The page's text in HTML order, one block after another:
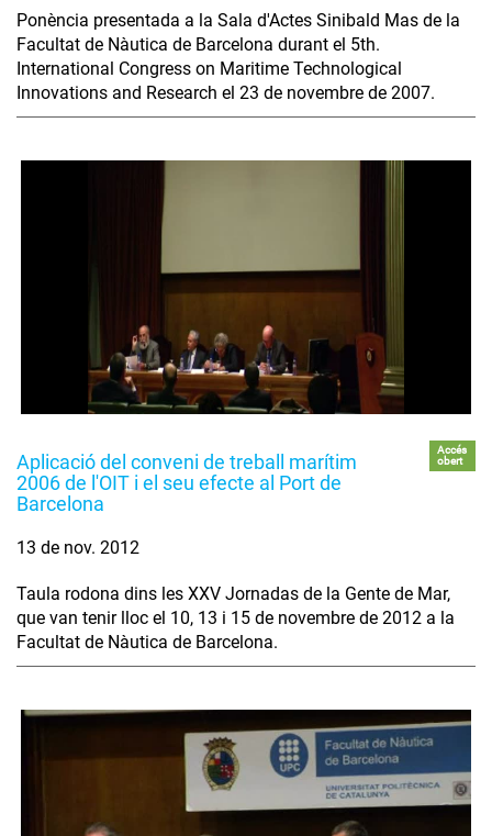
Ponència presentada a la Sala d'Actes Sinibald Mas de la
Facultat de Nàutica de Barcelona durant el 5th.
International Congress on Maritime Technological
Innovations and Research el 23 de novembre de 2007.
Aplicació del conveni de treball marítim
2006 de l'OIT i el seu efecte al Port de
Barcelona
Accés
obert
13 de nov. 2012
Taula rodona dins les XXV Jornadas de la Gente de Mar,
que van tenir lloc el 10, 13 i 15 de novembre de 2012 a la
Facultat de Nàutica de Barcelona.